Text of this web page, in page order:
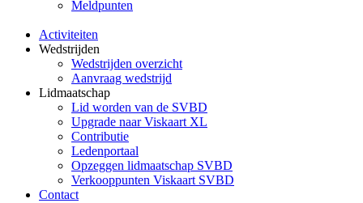
Meldpunten
Activiteiten
Wedstrijden
Wedstrijden overzicht
Aanvraag wedstrijd
Lidmaatschap
Lid worden van de SVBD
Upgrade naar Viskaart XL
Contributie
Ledenportaal
Opzeggen lidmaatschap SVBD
Verkooppunten Viskaart SVBD
Contact